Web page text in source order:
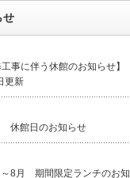
せ
修工事に伴う休館のお知
更新
休館日のお知らせ
8月 期間限定ランチのお